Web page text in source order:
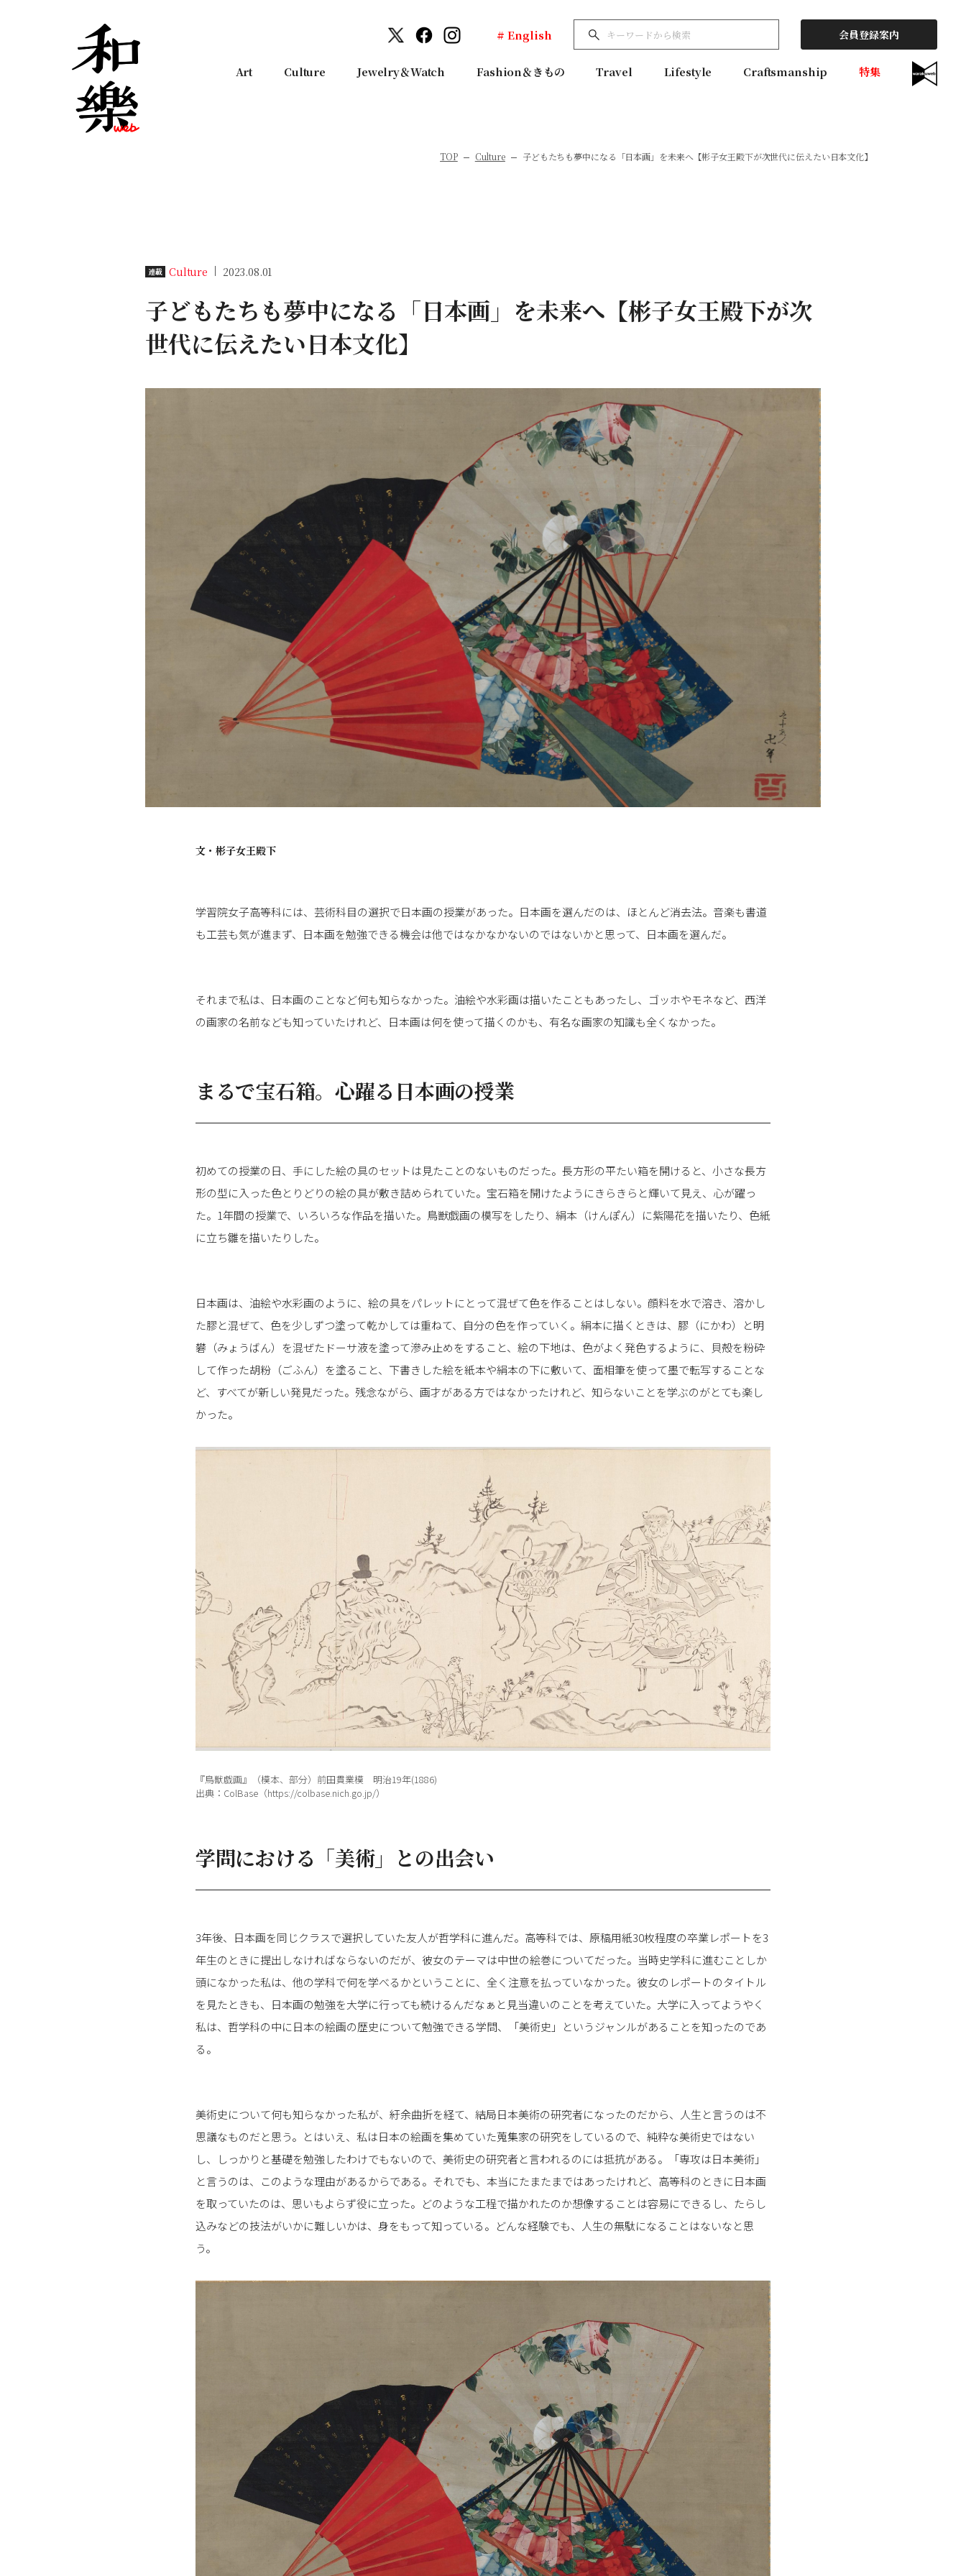
# English 会員登録案内
Art Culture Jewelry＆Watch Fashion＆きもの Travel Lifestyle Craftsmanship 特集
TOP Culture 子どもたちも夢中になる「日本画」を未来へ【彬子女王殿下が次世代に伝えたい日本文化】
連載 Culture 2023.08.01
子どもたちも夢中になる「日本画」を未来へ【彬子女王殿下が次
世代に伝えたい日本文化】
文・ 彬子女王殿下
学習院女子高等科には、芸術科目の選択で日本画の授業があった。日本画を選んだのは、ほとんど消去法。音楽も書道
も工芸も気が進まず、日本画を勉強できる機会は他ではなかなかないのではないかと思って、日本画を選んだ。
それまで私は、日本画のことなど何も知らなかった。油絵や水彩画は描いたこともあったし、ゴッホやモネなど、西洋
の画家の名前なども知っていたけれど、日本画は何を使って描くのかも、有名な画家の知識も全くなかった。
まるで宝石箱。心躍る日本画の授業
初めての授業の日、手にした絵の具のセットは見たことのないものだった。長方形の平たい箱を開けると、小さな長方
形の型に入った色とりどりの絵の具が敷き詰められていた。宝石箱を開けたようにきらきらと輝いて見え、心が躍っ
た。1年間の授業で、いろいろな作品を描いた。鳥獣戯画の模写をしたり、絹本（けんぽん）に紫陽花を描いたり、色紙
に立ち雛を描いたりした。
日本画は、油絵や水彩画のように、絵の具をパレットにとって混ぜて色を作ることはしない。顔料を水で溶き、溶かし
た膠と混ぜて、色を少しずつ塗って乾かしては重ねて、自分の色を作っていく。絹本に描くときは、膠（にかわ）と明
礬（みょうばん）を混ぜたドーサ液を塗って滲み止めをすること、絵の下地は、色がよく発色するように、貝殻を粉砕
して作った胡粉（ごふん）を塗ること、下書きした絵を紙本や絹本の下に敷いて、面相筆を使って墨で転写することな
ど、すべてが新しい発見だった。残念ながら、画才がある方ではなかったけれど、知らないことを学ぶのがとても楽し
かった。
『鳥獣戯画』（模本、部分）前田貫業模 明治19年(1886)
出典：ColBase（https://colbase.nich.go.jp/）
学問における「美術」との出会い
3年後、日本画を同じクラスで選択していた友人が哲学科に進んだ。高等科では、原稿用紙30枚程度の卒業レポートを3
年生のときに提出しなければならないのだが、彼女のテーマは中世の絵巻についてだった。当時史学科に進むことしか
頭になかった私は、他の学科で何を学べるかということに、全く注意を払っていなかった。彼女のレポートのタイトル
を見たときも、日本画の勉強を大学に行っても続けるんだなぁと見当違いのことを考えていた。大学に入ってようやく
私は、哲学科の中に日本の絵画の歴史について勉強できる学問、「美術史」というジャンルがあることを知ったのであ
る。
美術史について何も知らなかった私が、紆余曲折を経て、結局日本美術の研究者になったのだから、人生と言うのは不
思議なものだと思う。とはいえ、私は日本の絵画を集めていた蒐集家の研究をしているので、純粋な美術史ではない
し、しっかりと基礎を勉強したわけでもないので、美術史の研究者と言われるのには抵抗がある。「専攻は日本美術」
と言うのは、このような理由があるからである。それでも、本当にたまたまではあったけれど、高等科のときに日本画
を取っていたのは、思いもよらず役に立った。どのような工程で描かれたのか想像することは容易にできるし、たらし
込みなどの技法がいかに難しいかは、身をもって知っている。どんな経験でも、人生の無駄になることはないなと思
う。